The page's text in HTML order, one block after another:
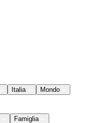
Italia
Mondo
Famiglia